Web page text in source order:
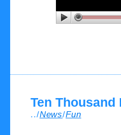
Ten Thousand
../News/Fun